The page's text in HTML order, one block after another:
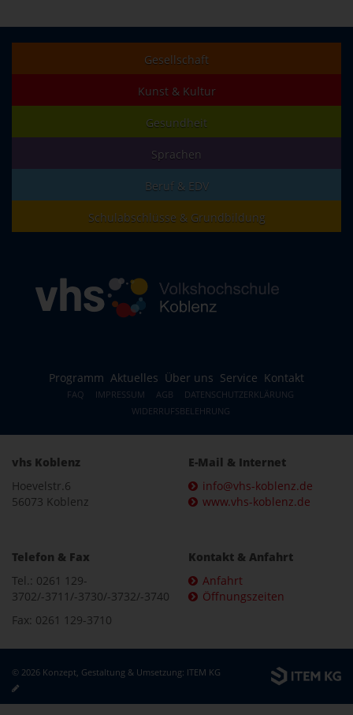
Gesellschaft
Kunst & Kultur
Gesundheit
Sprachen
Beruf & EDV
Schulabschlüsse & Grundbildung
Programm Aktuelles Über uns Service Kontakt
FAQ IMPRESSUM AGB
DATENSCHUTZERKLÄRUNG
WIDERRUFSBELEHRUNG
vhs Koblenz
Hoevelstr.6
56073 Koblenz
E-Mail & Internet
info@vhs-koblenz.de
www.vhs-koblenz.de
Telefon & Fax
Tel.: 0261 129-
3702/-3711/-3730/-3732/-3740
Fax: 0261 129-3710
Kontakt & Anfahrt
Anfahrt
Öffnungszeiten
© 2026 Konzept, Gestaltung & Umsetzung: ITEM KG